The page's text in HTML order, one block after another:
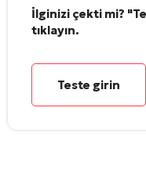
İlginizi çekti mi?
tıklayın.
Teste girin